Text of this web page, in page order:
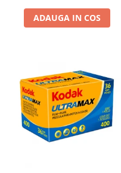
ADAUGA IN COS